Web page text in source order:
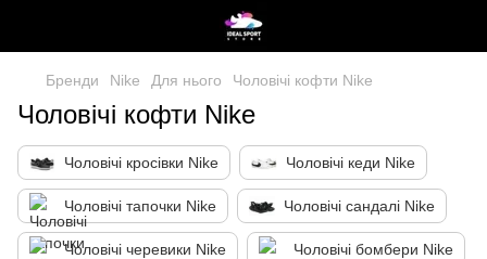
Бренди Nike Для нього Чоловічі кофти Nike
Чоловічі кофти Nike
Чоловічі кросівки Nike Чоловічі кеди Nike
Чоловічі тапочки Nike Чоловічі сандалі Nike
Чоловічі черевики Nike Чоловічі бомбери Nike